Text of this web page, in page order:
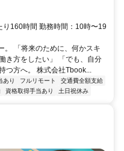
160時間 勤務時間：10時〜19
。 「将来のために、何かスキ
き方をしたい」 「でも、自分
つ方へ。 株式会社Tbook...
あり フルリモート
交通費全額支給
資格取得手当あり 土日祝休み